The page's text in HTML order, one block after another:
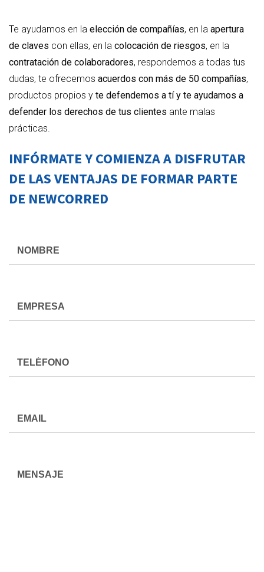
Te ayudamos en la elección de compañías, en la apertura
de claves con ellas, en la colocación de riesgos, en la
contratación de colaboradores, respondemos a todas tus
dudas, te ofrecemos acuerdos con más de 50 compañías,
productos propios y te defendemos a tí y te ayudamos a
defender los derechos de tus clientes ante malas
prácticas.
INFÓRMATE Y COMIENZA A DISFRUTAR
DE LAS VENTAJAS DE FORMAR PARTE
DE NEWCORRED